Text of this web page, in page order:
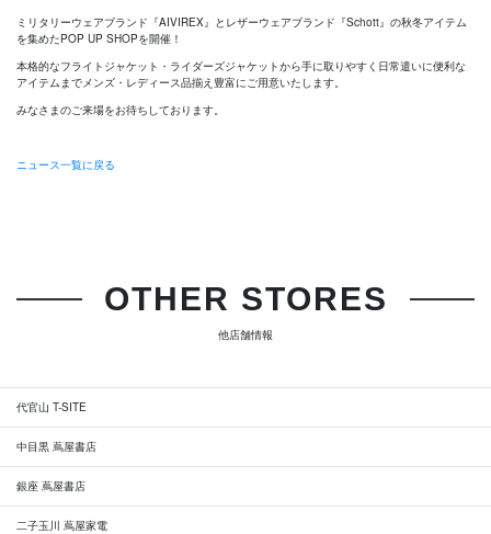
ミリタリーウェアブランド『AIVIREX』とレザーウェアブランド『Schott』の秋冬アイテム
を集めたPOP UP SHOPを開催！
本格的なフライトジャケット・ライダーズジャケットから手に取りやすく日常遣いに便利な
アイテムまでメンズ・レディース品揃え豊富にご用意いたします。
みなさまのご来場をお待ちしております。
ニュース一覧に戻る
OTHER STORES
他店舗情報
代官山 T-SITE
中目黒 蔦屋書店
銀座 蔦屋書店
二子玉川 蔦屋家電